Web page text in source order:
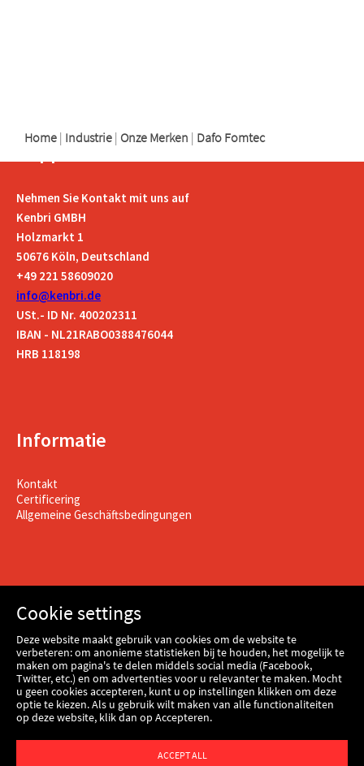
Home | Industrie | Onze Merken | Dafo Fomtec
Support
Nehmen Sie Kontakt mit uns auf
Kenbri GMBH
Holzmarkt 1
50676 Köln, Deutschland
+49 221 58609020
info@kenbri.de
USt.- ID Nr. 400202311
IBAN - NL21RABO0388476044
HRB 118198
Informatie
Kontakt
Certificering
Allgemeine Geschäftsbedingungen
Cookie settings
Deze website maakt gebruik van cookies om de website te
verbeteren: om anonieme statistieken bij te houden, het mogelijk te
maken om pagina's te delen middels social media (Facebook,
Twitter, etc.) en om advertenties voor u relevanter te maken. Mocht
u geen cookies accepteren, kunt u op instellingen klikken om deze
optie te kiezen. Als u gebruik wilt maken van alle functionaliteiten
op deze website, klik dan op Accepteren.
ACCEPT ALL